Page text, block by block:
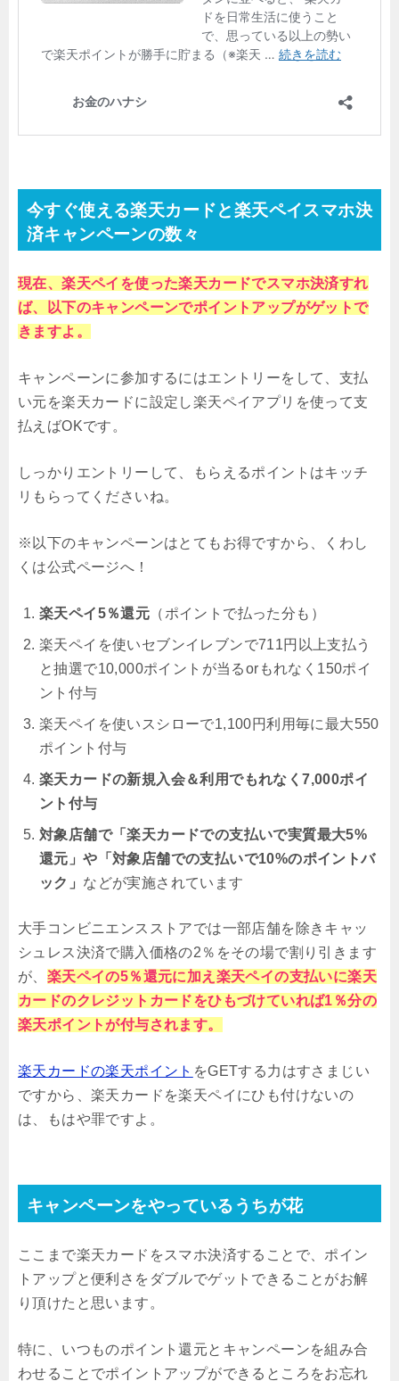
今すぐ使える楽天カードと楽天ペイスマホ決
済キャンペーンの数々
現在、楽天ペイを使った楽天カードでスマホ決済すれ
ば、
以下のキャンペーンでポイントアップがゲットで
きますよ。
キャンペーンに参加するにはエントリーをして、支払
い元を楽天カードに設定し楽天ペイアプリを使って支
払えばOKです。
しっかりエントリーして、もらえるポイントはキッチ
リもらってくださいね。
※以下のキャンペーンはとてもお得ですから、くわし
くは公式ページへ！
楽天ペイ5％還元 （ポイントで払った分も）
楽天ペイを使いセブンイレブンで711円以上支払う
と抽選で10,000ポイントが当るorもれなく150ポイ
ント付与
楽天ペイを使いスシローで1,100円利用毎に最大550
ポイント付与
楽天カードの新規入会＆利用でもれなく7,000ポイ
ント付与
対象店舗で「楽天カードでの支払いで実質最大5%
還元」や「対象店舗での支払いで10%のポイントバ
ック」 などが実施されています
大手コンビニエンスストアでは一部店舗を除きキャッ
シュレス決済で購入価格の2％をその場で割り引きます
が、 楽天ペイの5％還元に加え楽天ペイの支払いに楽天
カードのクレジットカードをひもづけていれば1％分の
楽天ポイントが付与されます。
楽天カードの楽天ポイント をGETする力はすさまじい
ですから、楽天カードを楽天ペイにひも付けないの
は、もはや罪ですよ。
キャンペーンをやっているうちが花
ここまで楽天カードをスマホ決済することで、ポイン
トアップと便利さをダブルでゲットできることがお解
り頂けたと思います。
特に、いつものポイント還元とキャンペーンを組み合
わせることでポイントアップができるところをお忘れ